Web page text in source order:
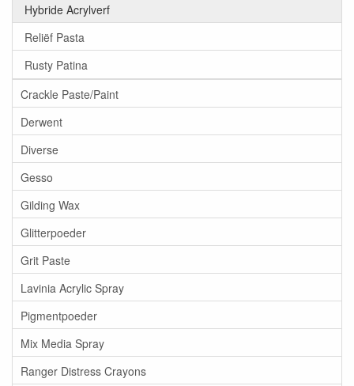
Hybride Acrylverf
Reliëf Pasta
Rusty Patina
Crackle Paste/Paint
Derwent
Diverse
Gesso
Gilding Wax
Glitterpoeder
Grit Paste
Lavinia Acrylic Spray
Pigmentpoeder
Mix Media Spray
Ranger Distress Crayons